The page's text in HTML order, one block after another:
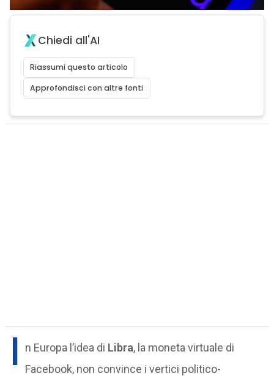
Chiedi all'AI
Riassumi questo articolo
Approfondisci con altre fonti
I n Europa l’idea di Libra, la moneta virtuale di
Facebook, non convince i vertici politico-